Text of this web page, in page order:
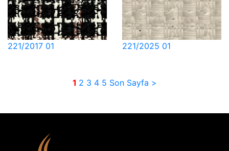
221/2017 01 221/2025 01
1 2 3 4 5 Son Sayfa >